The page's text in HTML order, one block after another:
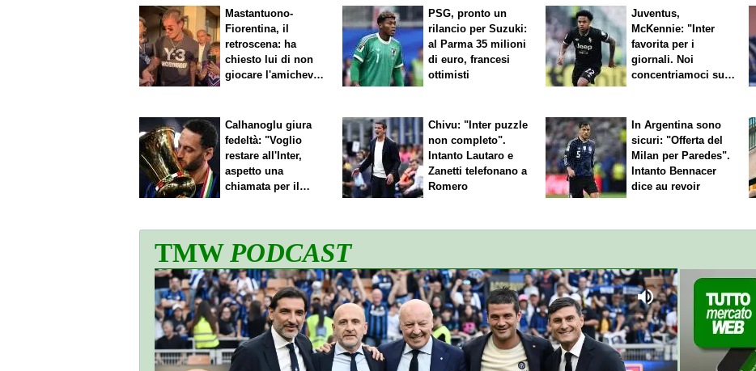
Mastantuono-
Fiorentina, il
retroscena: ha
chiesto lui di non
giocare l'amichevole
PSG, pronto un
rilancio per Suzuki:
al Parma 35 milioni
di euro, francesi
ottimisti
Juventus,
McKennie: "Inter
favorita per i
giornali. Noi
concentriamoci sul
Calhanoglu giura
fedeltà: "Voglio
restare all'Inter,
aspetto una
chiamata per il
Chivu: "Inter puzzle
non completo".
Intanto Lautaro e
Zanetti telefonano a
Romero
In Argentina sono
sicuri: "Offerta del
Milan per Paredes".
Intanto Bennacer
diceau revoir
TMWPODCAST